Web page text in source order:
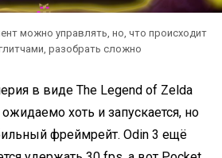
можно управлять, но, что происходит
разобрать сложно
в виде The Legend of Zelda
хоть и запускается, но
фреймрейт. Odin 3 ещё